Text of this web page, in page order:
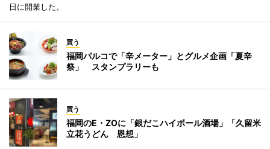
日に開業した。
買う
福岡パルコで「辛メーター」とグルメ企画「夏辛
祭」 スタンプラリーも
買う
福岡のE・ZOに「銀だこハイボール酒場」「久留米
立花うどん 恩想」